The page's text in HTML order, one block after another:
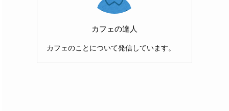
カフェの達人
カフェのことについて発信しています。